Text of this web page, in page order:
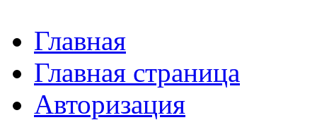
Главная
Главная страница
Авторизация